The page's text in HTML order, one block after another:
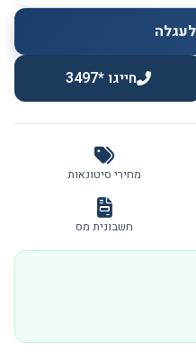
חייגו *3497
מחירי סיטונאות
חשבונית מס